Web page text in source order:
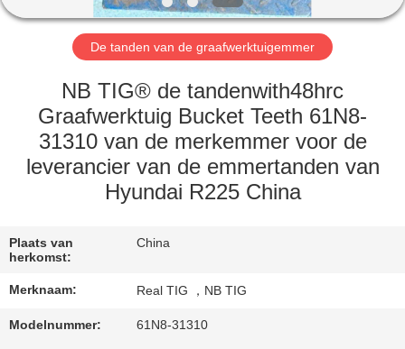
FABRIEKSREIS
KWALITEITSCONTROLE
CONTACTEER
ONS
OM
EEN
CITAAT
De tanden van de graafwerktuigemmer
NB TIG® de tandenwith48hrc
Graafwerktuig Bucket Teeth 61N8-
31310 van de merkemmer voor de
leverancier van de emmertanden van
Hyundai R225 China
Plaats van
herkomst:
China
Merknaam: Real TIG ，NB TIG
Modelnummer: 61N8-31310